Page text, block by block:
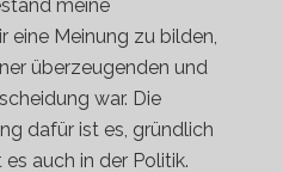
meine
eine Meinung zu bilden,
überzeugenden und
war. Die
dafür ist es, gründlich
auch in der Politik.